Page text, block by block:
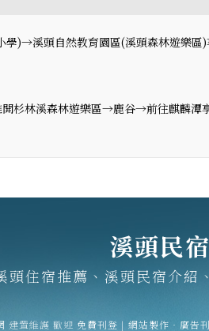
)→溪頭自然教育園區(溪頭森林遊樂區
杉林溪森林遊樂區→鹿谷→前往麒麟潭
溪頭民宿
頭住宿推薦、溪頭民宿介紹
建置維護 歡迎 免費刊登 | 網站製作‧廣告